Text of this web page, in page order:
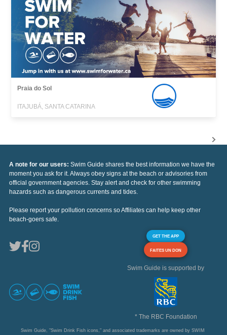
Praia do Sol
ITAJUBÁ, SANTA CATARINA
A note for our users: Swim Guide shares the best information we have the
moment you ask for it. Always obey signs at the beach or advisories from
official government agencies. Stay alert and check for other swimming
hazards such as dangerous currents and tides.
Please report your pollution concerns so Affiliates can help keep other
beach-goers safe.
GET THE APP
FAITES UN DON
Swim Guide is supported by
* The RBC Foundation
Swim Guide, "Swim Drink Fish icons," and associated trademarks are owned by SWIM